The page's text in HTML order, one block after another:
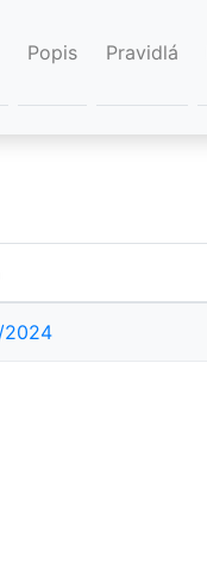
Popis Pravidlá
2024